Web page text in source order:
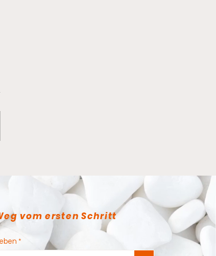
vom ersten Schritt